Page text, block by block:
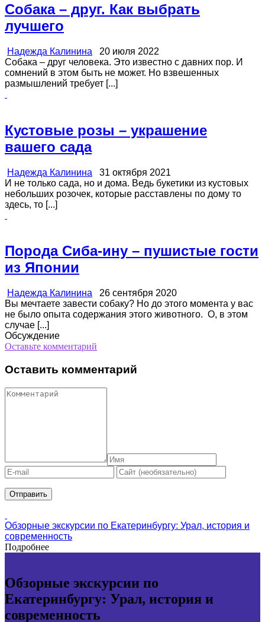
Собака – друг. Как выбрать
лучшего
Надежда Калинина 20 июля 2022
Собака – друг человека. Это известно с давних пор. И
сомнений в этом быть не может. Но взвешенных
размышлений требует [...]
Кустовые розы – украшение
вашего сада
Надежда Калинина 31 октября 2021
И не только сада, но и дома. Ведь букетики из кустовых
небольших розочек, которые расставлены по дому то
здесь, то [...]
Порода Сиба-ину – пушистые гости
из Японии
Надежда Калинина 26 сентября 2020
Вы мечтаете завести собаку? Но до этого момента у вас
не было опыта содержания этого животного. О, в этом
случае [...]
Обсуждение
Оставьте комментарий
Оставить комментарий
Обзорные экскурсии по Екатеринбургу: Урал, история и
современность
Подробнее
Обзорные экскурсии по
Екатеринбургу: Урал, история и
современность